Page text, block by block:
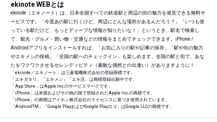
ekinote WEBとは
ekinote（エキノート）は、日本全国すべての鉄道駅と周辺の街の魅力を発見できる無料サ
ービスです。「今度あの駅に行くけど、周辺にどんな場所があるんだろう？」「いつも使
っている駅だけど、もっとディープな情報が知りたいな！」というとき、駅名で検索し
て、観光・グルメ・買い物・交通などの情報をまとめてチェックできます。iPhone /
Androidアプリをインストールすれば、「お気に入りの駅や記事の保存」「駅や街の魅力
やエキメシの投稿」「全国の駅へのチェックイン」も楽しめます。全国の駅と街で、あな
たをワクワクさせるセレンディピティ（素敵な偶然との出逢い）がありますように！
「ekinote／エキノート」は三菱電機株式会社の登録商標です。
「エキガタリ」「エキメシ」「エキ活」は商標登録出願中です。
「App Store」はApple Inc.のサービスマークです。
「iPhone」は米国およびその他の国で登録されたApple Inc.の商標です。
「iPhone」の商標はアイホン株式会社のライセンスに基づき使用されています。
「AndroidTM 」「Google PlayおよびGoogle Playロゴ」はGoogle LLCの商標です。